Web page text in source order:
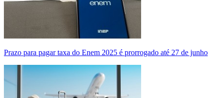
Prazo para pagar taxa do Enem 2025 é prorrogado até 27 de junho